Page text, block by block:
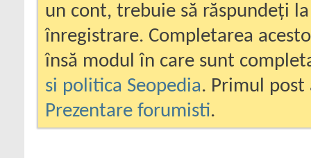
un cont, trebuie să răspundeți
înregistrare. Completarea
însă modul în care sunt
si politica Seopedia. Primul
Prezentare forumisti.